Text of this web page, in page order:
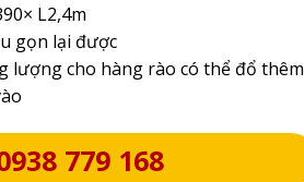
L2,4m
gọn lại được
lượng cho hàng rào có thể đổ thêm
779 168